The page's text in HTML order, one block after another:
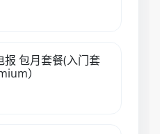
包月套餐(入门套
）